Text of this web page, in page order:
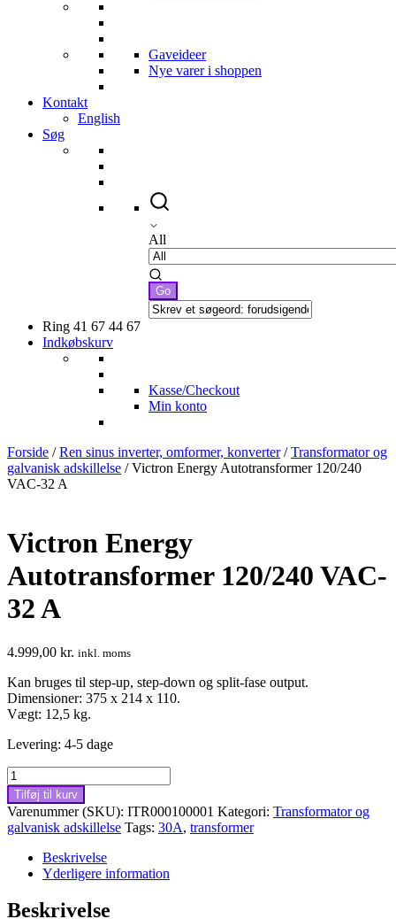
Gaveideer
Nye varer i shoppen
Kontakt
English
Søg
All
Ring 41 67 44 67
Indkøbskurv
Kasse/Checkout
Min konto
Forside /Ren sinus inverter, omformer, konverter/Transformator og
galvanisk adskillelse / Victron Energy Autotransformer 120/240
VAC-32 A
Victron Energy
Autotransformer 120/240 VAC-
32 A
4.999,00 kr. inkl. moms
Kan bruges til step-up, step-down og split-fase output.
Dimensioner: 375 x 214 x 110.
Vægt: 12,5 kg.
Levering: 4-5 dage
Victron
Energy
Autotransformer
120/240
VAC-
Tilføj til kurv
Varenummer (SKU): ITR000100001 Kategori: Transformator og
galvanisk adskillelse Tags: 30A, transformer
Beskrivelse
Yderligere information
Beskrivelse